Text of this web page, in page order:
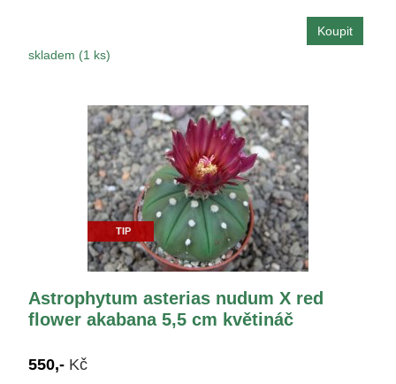
skladem (1 ks)
TIP
Astrophytum asterias nudum X red
flower akabana 5,5 cm květináč
550,- Kč